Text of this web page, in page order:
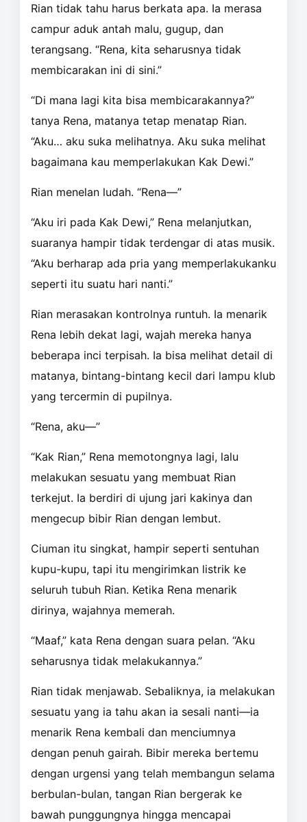
Rian tidak tahu harus berkata apa. Ia merasa
campur aduk antah malu, gugup, dan
terangsang. “Rena, kita seharusnya tidak
membicarakan ini di sini.”
“Di mana lagi kita bisa membicarakannya?”
tanya Rena, matanya tetap menatap Rian.
“Aku… aku suka melihatnya. Aku suka melihat
bagaimana kau memperlakukan Kak Dewi.”
Rian menelan ludah. “Rena—”
“Aku iri pada Kak Dewi,” Rena melanjutkan,
suaranya hampir tidak terdengar di atas musik.
“Aku berharap ada pria yang memperlakukanku
seperti itu suatu hari nanti.”
Rian merasakan kontrolnya runtuh. Ia menarik
Rena lebih dekat lagi, wajah mereka hanya
beberapa inci terpisah. Ia bisa melihat detail di
matanya, bintang-bintang kecil dari lampu klub
yang tercermin di pupilnya.
“Rena, aku—”
“Kak Rian,” Rena memotongnya lagi, lalu
melakukan sesuatu yang membuat Rian
terkejut. Ia berdiri di ujung jari kakinya dan
mengecup bibir Rian dengan lembut.
Ciuman itu singkat, hampir seperti sentuhan
kupu-kupu, tapi itu mengirimkan listrik ke
seluruh tubuh Rian. Ketika Rena menarik
dirinya, wajahnya memerah.
“Maaf,” kata Rena dengan suara pelan. “Aku
seharusnya tidak melakukannya.”
Rian tidak menjawab. Sebaliknya, ia melakukan
sesuatu yang ia tahu akan ia sesali nanti—ia
menarik Rena kembali dan menciumnya
dengan penuh gairah. Bibir mereka bertemu
dengan urgensi yang telah membangun selama
berbulan-bulan, tangan Rian bergerak ke
bawah punggungnya hingga mencapai